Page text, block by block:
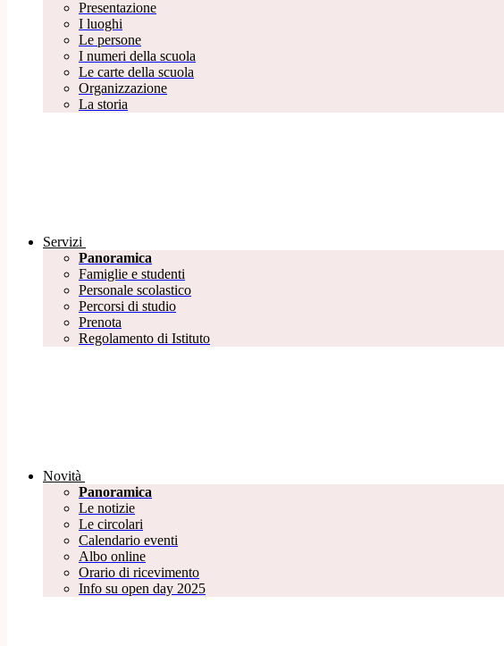
Presentazione
I luoghi
Le persone
I numeri della scuola
Le carte della scuola
Organizzazione
La storia
Servizi
Panoramica
Famiglie e studenti
Personale scolastico
Percorsi di studio
Prenota
Regolamento di Istituto
Novità
Panoramica
Le notizie
Le circolari
Calendario eventi
Albo online
Orario di ricevimento
Info su open day 2025